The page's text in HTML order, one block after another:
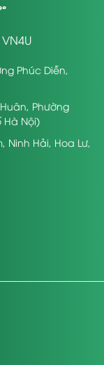
Phúc Diễn,
Phường
Hà Nội)
Ninh Hải, Hoa Lư,